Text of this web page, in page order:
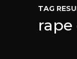
TAG
rape